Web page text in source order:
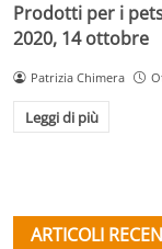
Prodotti per i
2020, 14 ottobre
Patrizia Chimera
Leggi di più
ARTICOLI